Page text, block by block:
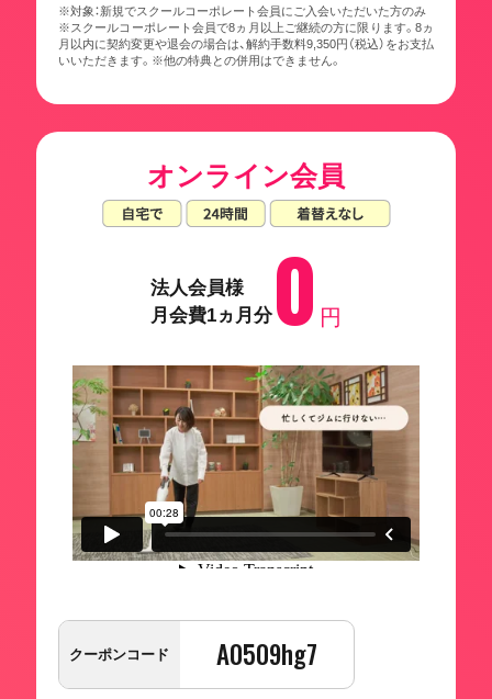
※対象：新規でスクールコーポレート会員にご入会いただいた方のみ
※スクールコーポレート会員で8ヵ月以上ご継続の方に限ります。8ヵ
月以内に契約変更や退会の場合は、解約手数料9,350円（税込）をお支払
いいただきます。※他の特典との併用はできません。
オンライン会員
法人会員様
月会費1ヵ月分0 円
クーポンコード A0509hg7